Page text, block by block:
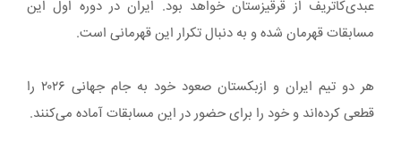
عبدی‌کاتریف از قرقیزستان خواهد بود. ایران در دوره اول این
مسابقات قهرمان شده و به دنبال تکرار این قهرمانی است.
هر دو تیم ایران و ازبکستان صعود خود به جام جهانی ۲۰۲۶ را
قطعی کرده‌اند و خود را برای حضور در این مسابقات آماده می‌کنند.